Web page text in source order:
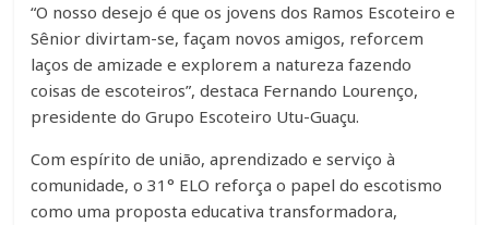
“O nosso desejo é que os jovens dos Ramos Escoteiro e
Sênior divirtam-se, façam novos amigos, reforcem
laços de amizade e explorem a natureza fazendo
coisas de escoteiros”, destaca Fernando Lourenço,
presidente do Grupo Escoteiro Utu-Guaçu.
Com espírito de união, aprendizado e serviço à
comunidade, o 31° ELO reforça o papel do escotismo
como uma proposta educativa transformadora,